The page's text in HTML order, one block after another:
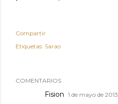
Compartir
Etiquetas: Sarao
COMENTARIOS
Fision 1 de mayo de